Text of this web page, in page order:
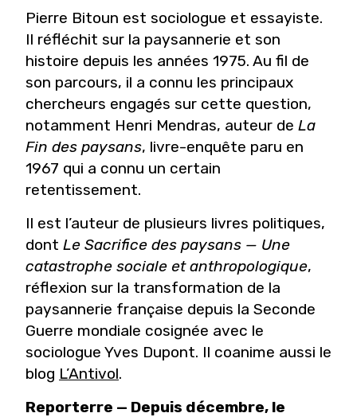
Pierre Bitoun est sociologue et essayiste.
Il réfléchit sur la paysannerie et son
histoire depuis les années 1975. Au fil de
son parcours, il a connu les principaux
chercheurs engagés sur cette question,
notamment Henri Mendras, auteur de La
Fin des paysans, livre-enquête paru en
1967 qui a connu un certain
retentissement.
Il est l’auteur de plusieurs livres politiques,
dont Le Sacrifice des paysans — Une
catastrophe sociale et anthropologique,
réflexion sur la transformation de la
paysannerie française depuis la Seconde
Guerre mondiale cosignée avec le
sociologue Yves Dupont. Il coanime aussi le
blog L’Antivol.
Reporterre — Depuis décembre, le